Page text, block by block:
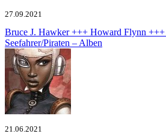
27.09.2021
Bruce J. Hawker +++ Howard Flynn +++
Seefahrer/Piraten – Alben
21.06.2021